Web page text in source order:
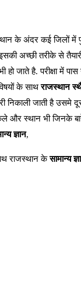
के अंदर कई जिलों में
अच्छी तरीके से
जाते है. परीक्षा में
के साथराजस्थान
निकाली जाती है उसमे
और स्थान भी जिनके
ज्ञान,
राजस्थान केसामान्य